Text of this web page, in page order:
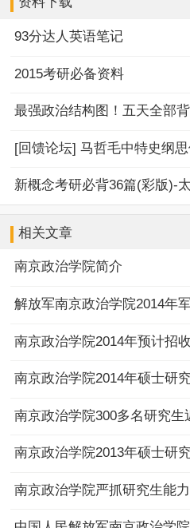
93分达人英语笔记
2015考研必备资料
[回馈论坛] 马哲毛中特史纲
新概念考研必背36篇(彩版)-
相关文章
南京政治学院简介
解放军南京政治学院2014年
南京政治学院2014年预计招
南京政治学院2014年硕士研
南京政治学院300多名研究
南京政治学院2013年硕士研
南京政治学院严抓研究生能